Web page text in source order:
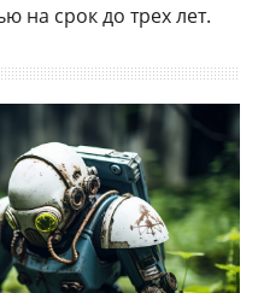
на срок до трех лет.